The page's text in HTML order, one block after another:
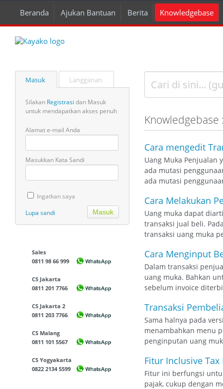
Beranda Ajukan Bantuan Berita Knowledgebase
Masuk Langganan
Silakan Registrasi dan Masuk
untuk mendapatkan akses penuh
Alamat e-mail Anda
Masukkan Kata Sandi
Ingatkan saya
Lupa sandi
Sales
0811 98 66 999
CS Jakarta
0811 201 7766
CS Jakarta 2
0811 203 7766
CS Malang
0811 101 5567
CS Yogyakarta
0822 2134 5599
Cara mengedit
Uang Muka
ada mutasi
ada mutasi
Cara Melakukan
Uang muka dapat
transaksi jual beli.
transaksi uang muka
Cara Menginput
Dalam transaksi
uang muka. Bahkan
sebelum invoice
Transaksi
Sama halnya pada
menambahkan menu
penginputan uang
Fitur Inclusive
Fitur ini berfungsi
pajak, cukup dengan